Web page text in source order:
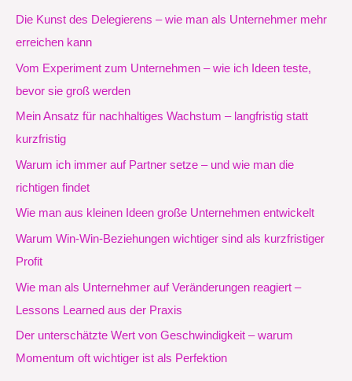
Die Kunst des Delegierens – wie man als Unternehmer mehr
erreichen kann
Vom Experiment zum Unternehmen – wie ich Ideen teste,
bevor sie groß werden
Mein Ansatz für nachhaltiges Wachstum – langfristig statt
kurzfristig
Warum ich immer auf Partner setze – und wie man die
richtigen findet
Wie man aus kleinen Ideen große Unternehmen entwickelt
Warum Win-Win-Beziehungen wichtiger sind als kurzfristiger
Profit
Wie man als Unternehmer auf Veränderungen reagiert –
Lessons Learned aus der Praxis
Der unterschätzte Wert von Geschwindigkeit – warum
Momentum oft wichtiger ist als Perfektion